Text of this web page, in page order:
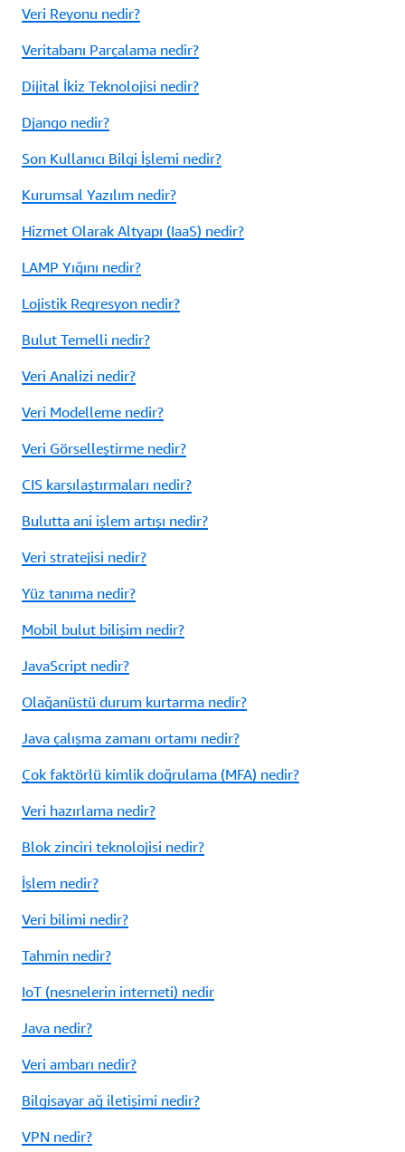
Veri Reyonu nedir?
Veritabanı Parçalama nedir?
Dijital İkiz Teknolojisi nedir?
Django nedir?
Son Kullanıcı Bilgi İşlemi nedir?
Kurumsal Yazılım nedir?
Hizmet Olarak Altyapı (IaaS) nedir?
LAMP Yığını nedir?
Lojistik Regresyon nedir?
Bulut Temelli nedir?
Veri Analizi nedir?
Veri Modelleme nedir?
Veri Görselleştirme nedir?
CIS karşılaştırmaları nedir?
Bulutta ani işlem artışı nedir?
Veri stratejisi nedir?
Yüz tanıma nedir?
Mobil bulut bilişim nedir?
JavaScript nedir?
Olağanüstü durum kurtarma nedir?
Java çalışma zamanı ortamı nedir?
Çok faktörlü kimlik doğrulama (MFA) nedir?
Veri hazırlama nedir?
Blok zinciri teknolojisi nedir?
İşlem nedir?
Veri bilimi nedir?
Tahmin nedir?
IoT (nesnelerin interneti) nedir
Java nedir?
Veri ambarı nedir?
Bilgisayar ağ iletişimi nedir?
VPN nedir?